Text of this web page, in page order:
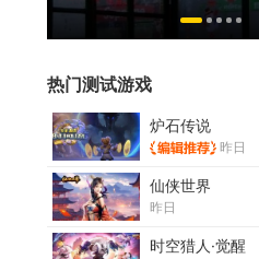
热门测试游戏
炉石传说
昨日
仙侠世界
昨日
时空猎人·觉醒